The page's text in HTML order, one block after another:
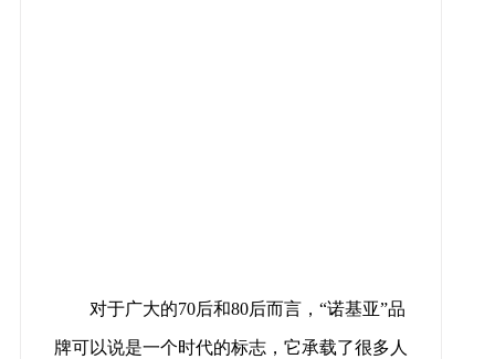
对于广大的70后和80后而言，“诺基亚”品
牌可以说是一个时代的标志，它承载了很多人